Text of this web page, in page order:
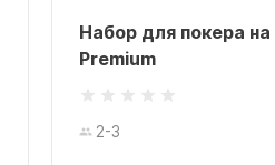
Набор для покера
Premium
2-3